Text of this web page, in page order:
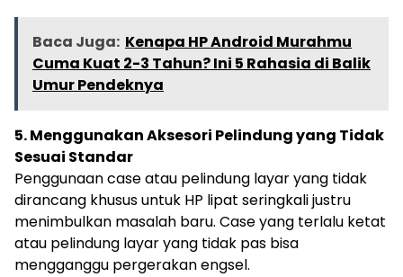
Baca Juga: Kenapa HP Android Murahmu
Cuma Kuat 2-3 Tahun? Ini 5 Rahasia di Balik
Umur Pendeknya
5. Menggunakan Aksesori Pelindung yang Tidak
Sesuai Standar
Penggunaan case atau pelindung layar yang tidak
dirancang khusus untuk HP lipat seringkali justru
menimbulkan masalah baru. Case yang terlalu ketat
atau pelindung layar yang tidak pas bisa
mengganggu pergerakan engsel.